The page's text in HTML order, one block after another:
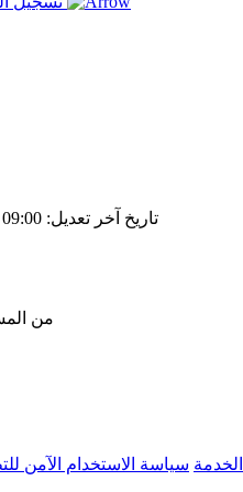
تاريخ آخر تعديل: 09:00 ص - 08/03/2026 بتوقيت السعودية
0% من
سياسة الاستخدام الآمن